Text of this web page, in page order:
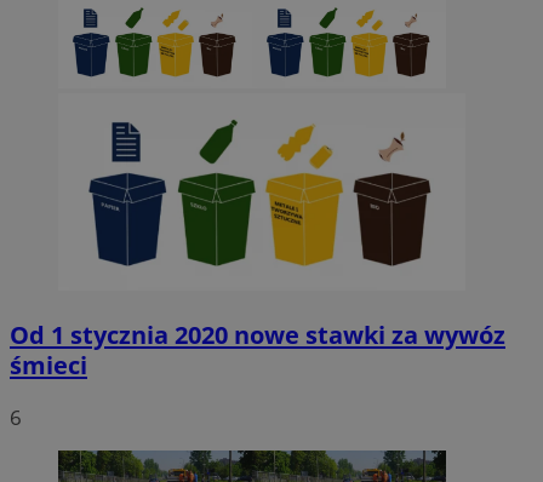
Od 1 stycznia 2020 nowe stawki za wywóz
śmieci
6